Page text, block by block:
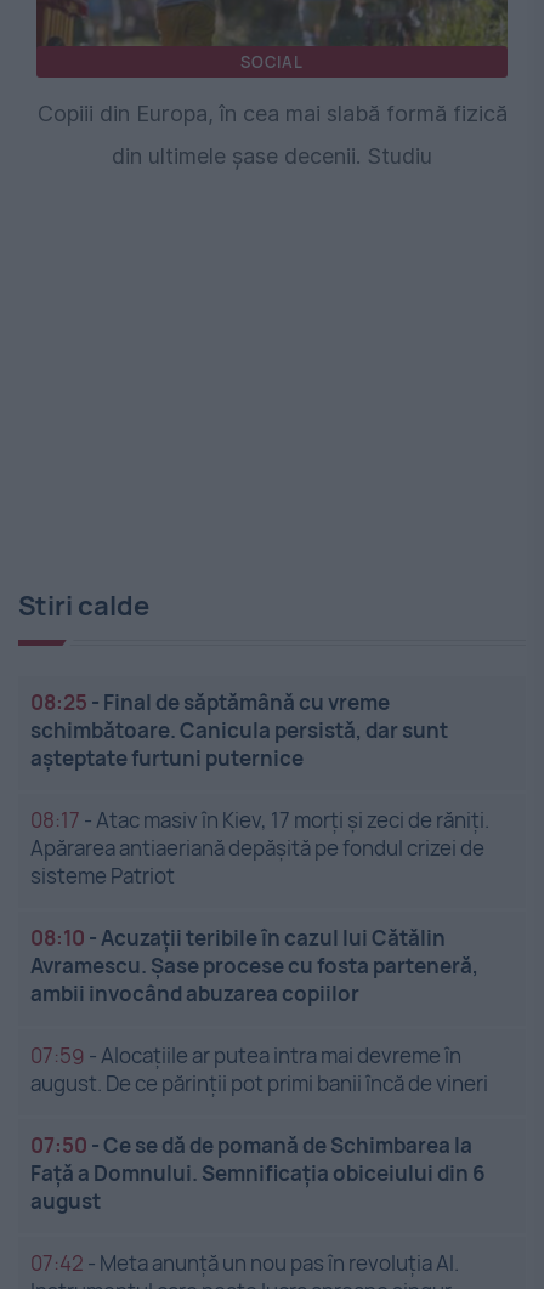
SOCIAL
Copiii din Europa, în cea mai slabă formă fizică
din ultimele șase decenii. Studiu
Stiri calde
08:25 - Final de săptămână cu vreme
schimbătoare. Canicula persistă, dar sunt
așteptate furtuni puternice
08:17 -Atac masiv în Kiev, 17 morți și zeci de răniți.
Apărarea antiaeriană depășită pe fondul crizei de
sisteme Patriot
08:10 -Acuzații teribile în cazul lui Cătălin
Avramescu. Șase procese cu fosta parteneră,
ambii invocând abuzarea copiilor
07:59 -Alocațiile ar putea intra mai devreme în
august. De ce părinții pot primi banii încă de vineri
07:50 -Ce se dă de pomană de Schimbarea la
Față a Domnului. Semnificația obiceiului din 6
august
07:42 - Meta anunță un nou pas în revoluția AI.